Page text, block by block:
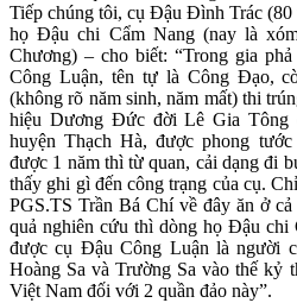
Tiếp chúng tôi, cụ Đậu Đình Trác
họ Đậu chi Cẩm Nang (nay là
Chương) – cho biết: “Trong gia
Công Luận, tên tự là Công Đạo,
(không rõ năm sinh, năm mất) thi
hiệu Dương Đức đời Lê Gia Tông
huyện Thạch Hà, được phong
được 1 năm thì từ quan, cải dạng đi
thấy ghi gì đến công trạng của cụ.
PGS.TS Trần Bá Chí về đây ăn ở
quả nghiên cứu thì dòng họ Đậu chi
được cụ Đậu Công Luận là người
Hoàng Sa và Trường Sa vào thế kỷ
Việt Nam đối với 2 quần đảo này”.